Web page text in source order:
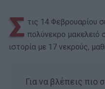
Σ τις 14 Φεβρουαρίου
πολύνεκρο μακελειό
ιστορία με 17 νεκρούς,
Για να βλέπεις πιο